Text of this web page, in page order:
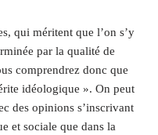
qui méritent que l’on s’y
par la qualité de
comprendrez donc que
idéologique ». On peut
des opinions s’inscrivant
et sociale que dans la